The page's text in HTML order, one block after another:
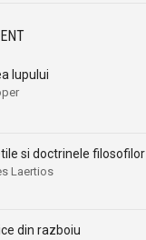
lupului
si doctrinele filosofilor
Laertios
din razboiu